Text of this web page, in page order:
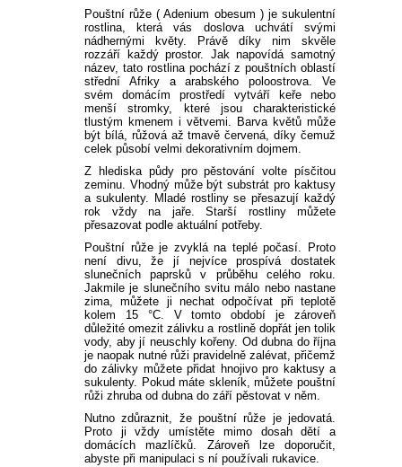
KOŘENOVÁ ZELENINA
LUSKOVÁ ZELENINA
KOŠŤÁLOVÁ ZELENINA
CIBULOVÁ ZELENINA
SEMENÁ NA KLÍČKY
OSTATNÍ SEMÍNKA
ZELENINY
SUBSTRÁTY A ZEMINY
VELKOKVĚTÉ
OSTATNÍ
BALKONOVKY NA PŘÍMÉ
SLUNCE
NEMESIA
ČERNOOKÁ ZUZANA
SPORÝŠ
HVOZDÍK
KOPRETINA
DVOUZUBEC
ŠTÍROVNÍK
PLEKTRANT
SCAEVOLA
BALKONOVÉ KVĚTINY DO
STÍNU / POLOSTÍNU
AFRICKÁ KOPŘIVA
POVÍJNICE
DIANTHUS
BAKOPA
LOBELKY
LOTUS
VĚJÍŘOVKA
ROSTLINY OKRASNÉ
LISTEM
OKRASNÁ KOPŘIVA
IPOMOEA
DICHONDRA
PLECTRANTHUS
SMIL
POPENEC
PRÍSLUŠENSTVÍ K
BALKÓNOVÝM ROSTLINÁM
OKRASNÉ SMRKY
JEHLIČNANY NA KMÍNKU
ZAKRSLÉ JEHLIČNANY
JEHLIČNATÉ STROMY
OSTATNÍ
KVETOUCÍ KEŘE NA
SLUNCE
KEŘE KVETOUCÍ V LÉTĚ
KEŘE KVETOUCÍ V ZIMĚ
PLAMÉNKY
KVETOUCÍ POPÍNAVÉ
ROSTLINY
ČAJOHYBRIDY
MNOHOKVĚTÉ RŮŽE
STROMKOVÉ RŮŽE
OKRASNÉ TRÁVY NÍZKÉ
KOSTŘAVY
OSTŘICE
NÍZKÉ OKRASNÉ TRÁVY
OSTATNÍ
OKRASNÉ TRÁVY VYSOKÉ
KORTADÉRIE
OZDOBNICE
PABAMBUS
DOCHAN
VYSOKÉ TRAVINY OSTATNÍ
TRVALKY
VYSOKÉ TRVALKY
NÍZKÉ TRVALKY
TRVALKY DO STÍNU
ČECHRAVY
DLUŽICHY
BOHYŠKY
JARNÍ TRVALKY
LETNÍ TRVALKY
PODZIMNÍ TRVALKY
SKALNIČKY
LEVANDULE
ECHINACEA
ŽIVÉ PLOTY
ŽIVÝ PLOT NEOPADAVÝ
ŽIVÝ PLOT OPADAVÝ
HORTENZIE
HORTENZIE LATNATÉ
HORTENZIE VELKOLISTÉ
HORTENZIE
STROMEČKOVITÉ
MODRÉ HORTENZIE
SOLITÉRY
PŘÍSLUŠENSTVÍ K
OKRASNÉ ZAHRADĚ
BÍLÉ A LESNÍ JAHODY
REZISTENTNÍ JABLONĚ
SLOUPOVITÉ JABLONĚ
ŠVESTKY A BLUMY
MERUŇKY
BROSKVE A NEKTARINKY
ZAKRSLÉ OVOCNÉ STROMY
OSTRUŽINY
ANGREŠT
MALINY
RYBÍZ
FIKOVNÍK
HURMIKAKI
KIWI
MUCHOVNÍK
RAKYTNÍK ŘEŠETLÁKOVÝ
ZIMOLEZ KAMČATSKÝ
OŘECHY A LÍSKY
OSTATNÍ NETRADIČNÍ
SAZENICE ZELENINY
SAZENICE RAJČAT
SAZENICE OKUREK
SADBOVÉ BRAMBORY
SLADKÉ BRAMBORY
SADBOVÝ ČESNEK
MEDVĚDÍ ČESNEK
ZELENINOVÉ SAZENICE
OSTATNÍ
PŘÍSLUŠENSTVÍ K
UŽITKOVÉ ZAHRADĚ
SLEVA 10 %
Pouštní růže ( Adenium obesum ) je sukulentní
rostlina, která vás doslova uchvátí svými
nádhernými květy. Právě díky nim skvěle
rozzáří každý prostor. Jak napovídá samotný
název, tato rostlina pochází z pouštních oblastí
střední Afriky a arabského poloostrova. Ve
svém domácím prostředí vytváří keře nebo
menší stromky, které jsou charakteristické
tlustým kmenem i větvemi. Barva květů může
být bílá, růžová až tmavě červená, díky čemuž
celek působí velmi dekorativním dojmem.
Z hlediska půdy pro pěstování volte písčitou
zeminu. Vhodný může být substrát pro kaktusy
a sukulenty. Mladé rostliny se přesazují každý
rok vždy na jaře. Starší rostliny můžete
přesazovat podle aktuální potřeby.
Pouštní růže je zvyklá na teplé počasí. Proto
není divu, že jí nejvíce prospívá dostatek
slunečních paprsků v průběhu celého roku.
Jakmile je slunečního svitu málo nebo nastane
zima, můžete ji nechat odpočívat při teplotě
kolem 15 °C. V tomto období je zároveň
důležité omezit zálivku a rostlině dopřát jen tolik
vody, aby jí neuschly kořeny. Od dubna do října
je naopak nutné růži pravidelně zalévat, přičemž
do zálivky můžete přidat hnojivo pro kaktusy a
sukulenty. Pokud máte skleník, můžete pouštní
růži zhruba od dubna do září pěstovat v něm.
Nutno zdůraznit, že pouštní růže je jedovatá.
Proto ji vždy umístěte mimo dosah dětí a
domácích mazlíčků. Zároveň lze doporučit,
abyste při manipulaci s ní používali rukavice.